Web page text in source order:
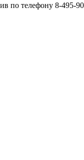
телефону 8-495-